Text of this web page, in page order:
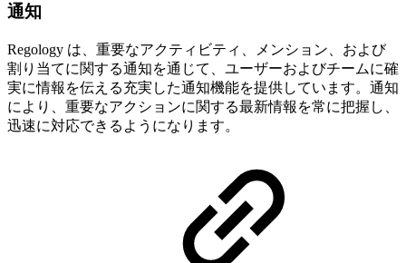
通知
Regology は、重要なアクティビティ、メンション、および
割り当てに関する通知を通じて、ユーザーおよびチームに確
実に情報を伝える充実した通知機能を提供しています。通知
により、重要なアクションに関する最新情報を常に把握し、
迅速に対応できるようになります。